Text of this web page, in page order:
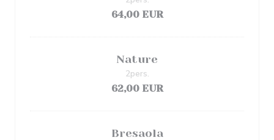
64,00 EUR
Nature
62,00 EUR
2pers.
Bresaola